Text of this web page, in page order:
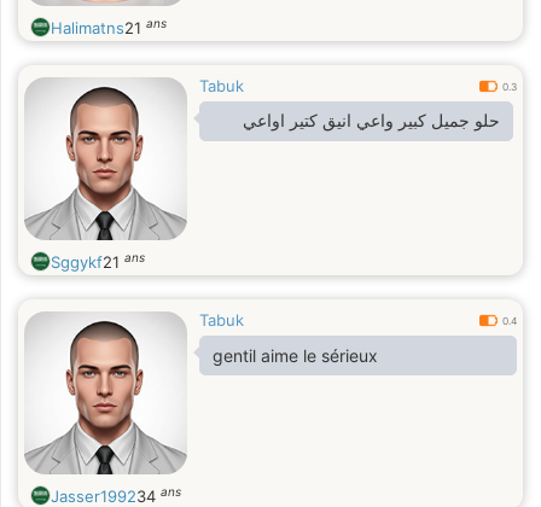
Halimatns21 ans
Tabuk 0.3
حلو جميل كبير واعي انيق كتير اواعي
Sggykf21 ans
Tabuk 0.4
gentil aime le sérieux
Jasser199234 ans